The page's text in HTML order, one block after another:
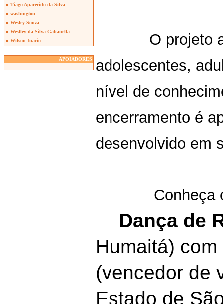
Tiago Aparecido da Silva
washington
Wesley Souza
Weslley da Silva Gabanella
Wilson Inacio
APOIADORES
O projeto
adolescentes,
nível de
encerramento é
desenvolvido em
Conheça
Dança de
Humaitá)
(vencedor de
Estado de